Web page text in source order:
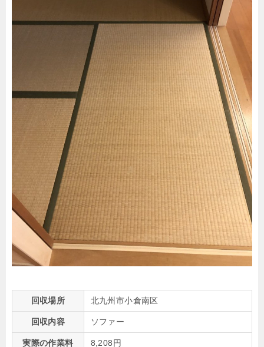
回収場所 北九州市小倉南区
回収内容 ソファー
実際の作業料 8,208円